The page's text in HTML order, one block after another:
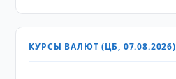
КУРСЫ ВАЛЮТ (ЦБ, 07.08.2026)